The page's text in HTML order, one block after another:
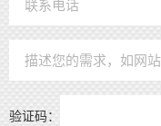
验证码：